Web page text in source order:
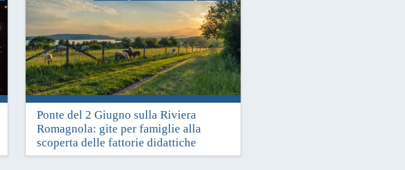
22 Maggio 2018
Ponte del 2 Giugno sulla Riviera
Romagnola: gite per famiglie alla
scoperta delle fattorie didattiche